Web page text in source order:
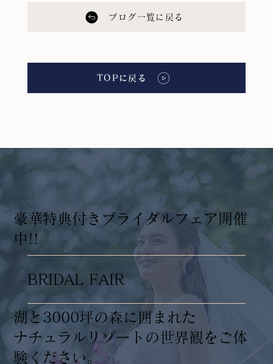
TOPに戻る
ブログ一覧に戻る
​豪華特典付きブライダルフェア開催
中!!
BRIDAL FAIR
湖と3000坪の森に囲まれた
ナチュラルリゾートの世界観をご体
験ください。